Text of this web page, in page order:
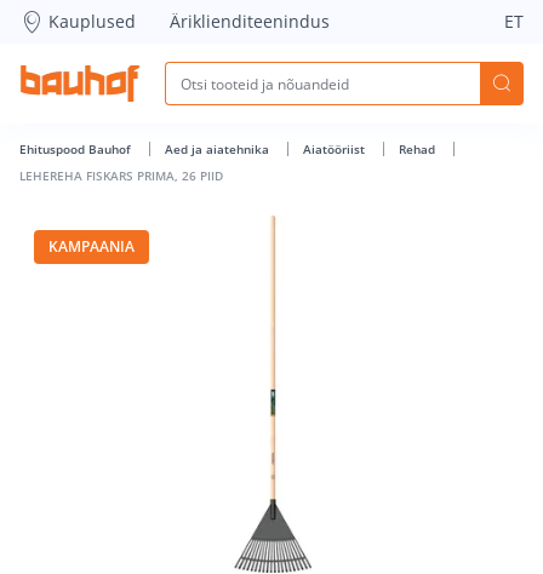
LEHEREHA FISKARS PRIMA, 26 PIID - Bauhof has loaded
Kauplused Äriklienditeenindus ET
Ehituspood Bauhof Aed ja aiatehnika Aiatööriist
Rehad
LEHEREHA FISKARS PRIMA, 26 PIID
KAMPAANIA